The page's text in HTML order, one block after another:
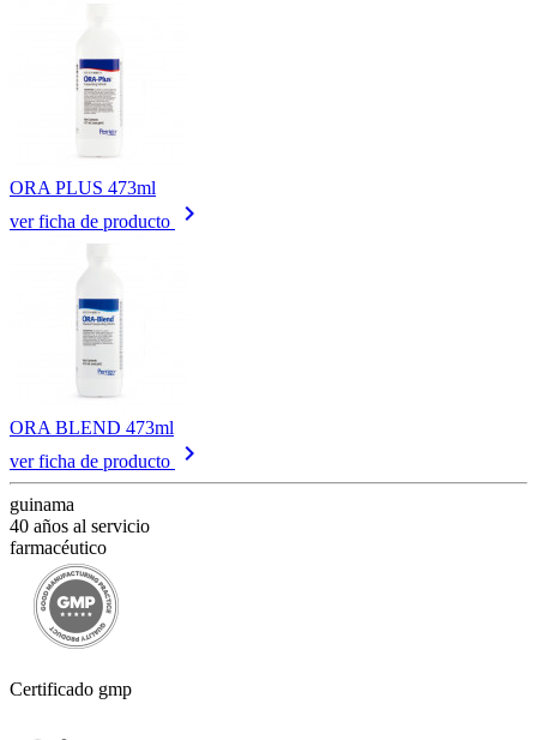
ORA PLUS 473ml
ver ficha de producto
keyboard_arrow_right
ORA BLEND 473ml
ver ficha de producto
keyboard_arrow_right
guinama
40 años al servicio
farmacéutico
Certificado gmp